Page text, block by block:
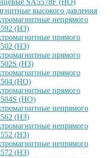
SA5578F (НО)
высокого давления
непрямого
(НЗ)
прямого
(НЗ)
прямого
(НЗ)
прямого
(НО)
прямого
(НО)
непрямого
(НЗ)
непрямого
(НЗ)
непрямого
(НЗ)